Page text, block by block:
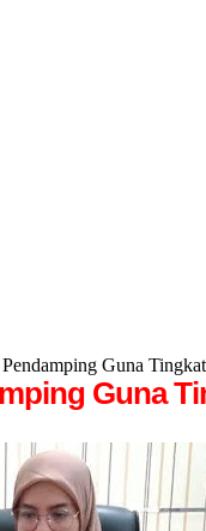
Guna
Guna